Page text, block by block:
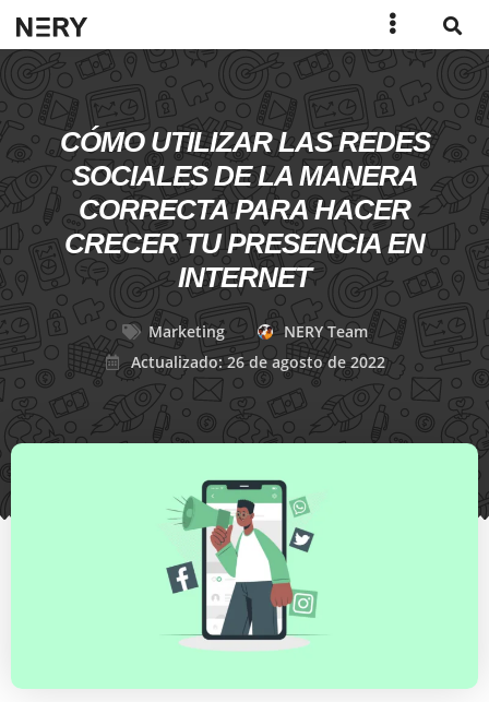
CÓMO UTILIZAR LAS REDES
SOCIALES DE LA MANERA
CORRECTA PARA HACER
CRECER TU PRESENCIA EN
INTERNET
Marketing
NERY Team
Actualizado: 26 de agosto de 2022